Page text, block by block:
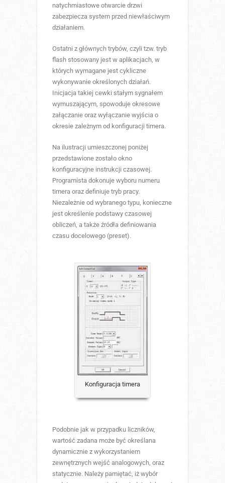
natychmiastowe otwarcie drzwi
zabezpiecza system przed niewłaściwym
działaniem.
Ostatni z głównych trybów, czyli tzw. tryb
flash stosowany jest w aplikacjach, w
których wymagane jest cykliczne
wykonywanie określonych działań.
Inicjacja takiej cewki stałym sygnałem
wymuszającym, spowoduje okresowe
załączanie oraz wyłączanie wyjścia o
okresie zależnym od konfiguracji timera.
Na ilustracji umieszczonej poniżej
przedstawione zostało okno
konfiguracyjne instrukcji czasowej.
Programista dokonuje wyboru numeru
timera oraz definiuje tryb pracy.
Niezależnie od wybranego typu, konieczne
jest określenie podstawy czasowej
obliczeń, a także źródła definiowania
czasu docelowego (preset).
Konfiguracja timera
Podobnie jak w przypadku liczników,
wartość zadana może być określana
dynamicznie z wykorzystaniem
zewnętrznych wejść analogowych, oraz
statycznie. Należy pamiętać, iż wybór